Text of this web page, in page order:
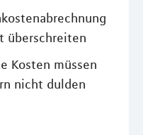
überschreiten
Kosten müssen
nicht dulden